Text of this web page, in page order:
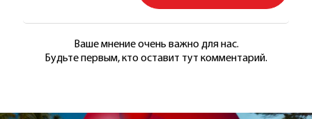
Ваше мнение очень важно для нас.
Будьте первым, кто оставит тут комментарий.